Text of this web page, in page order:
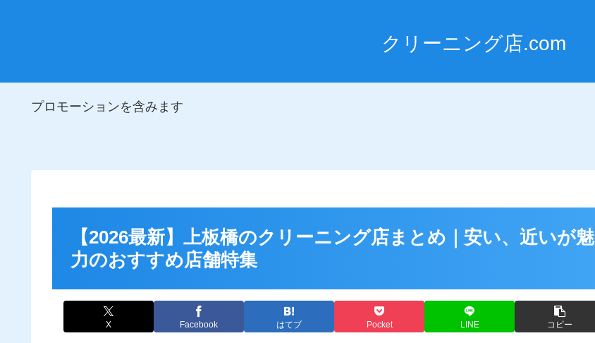
クリーニング店.com
プロモーションを含みます
【2026最新】上板橋のクリーニング店まとめ｜安い、近いが魅
力のおすすめ店舗特集
X Facebook はてブ Pocket LINE コピー